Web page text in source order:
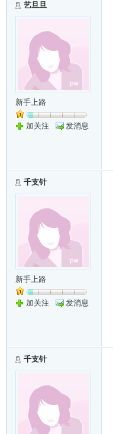
艺旦旦
新手上路
加关注 发消息
千支针
新手上路
加关注 发消息
千支针